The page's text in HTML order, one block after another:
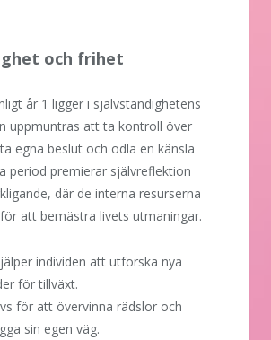
och frihet
år 1 ligger i självständighetens
uppmuntras att ta kontroll över
egna beslut och odla en känsla
period premierar självreflektion
där de interna resurserna
att bemästra livets utmaningar.
individen att utforska nya
för tillväxt.
för att övervinna rädslor och
sin egen väg.